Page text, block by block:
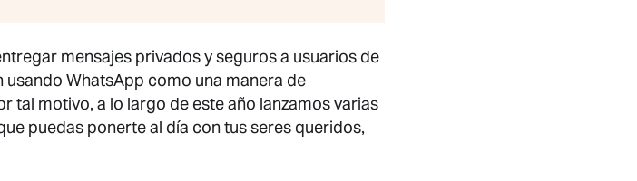
mensajes privados y seguros a usuarios de
WhatsApp como una manera de
tal motivo, a lo largo de este año lanzamos varias
puedas ponerte al día con tus seres queridos,